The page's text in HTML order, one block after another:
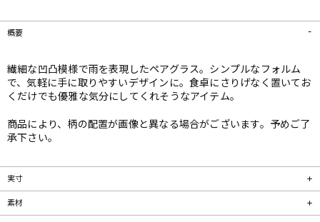
概要
繊細な凹凸模様で雨を表現したペアグラス。シンプルなフォルム
で、気軽に手に取りやすいデザインに。食卓にさりげなく置いてお
くだけでも優雅な気分にしてくれそうなアイテム。
商品により、柄の配置が画像と異なる場合がございます。予めご了
承下さい。
実寸
素材